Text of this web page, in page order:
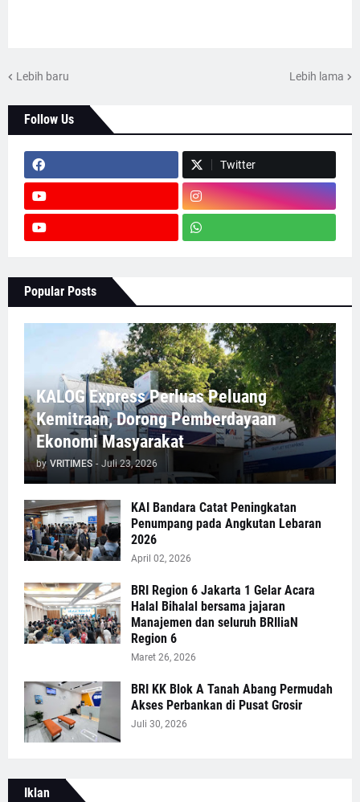
Lebih baru Lebih lama
Follow Us
Twitter
Popular Posts
KALOG Express Perluas Peluang
Kemitraan, Dorong Pemberdayaan
Ekonomi Masyarakat
by VRITIMES - Juli 23, 2026
KAI Bandara Catat Peningkatan
Penumpang pada Angkutan Lebaran
2026
April 02, 2026
BRI Region 6 Jakarta 1 Gelar Acara
Halal Bihalal bersama jajaran
Manajemen dan seluruh BRIliaN
Region 6
Maret 26, 2026
BRI KK Blok A Tanah Abang Permudah
Akses Perbankan di Pusat Grosir
Juli 30, 2026
Iklan